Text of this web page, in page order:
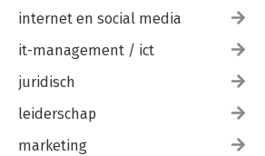
internet en social media
it-management / ict
juridisch
leiderschap
marketing